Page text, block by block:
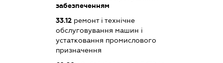
забезпеченням
33.12ремонт і технічне
обслуговування машин і
устатковання промислового
призначення